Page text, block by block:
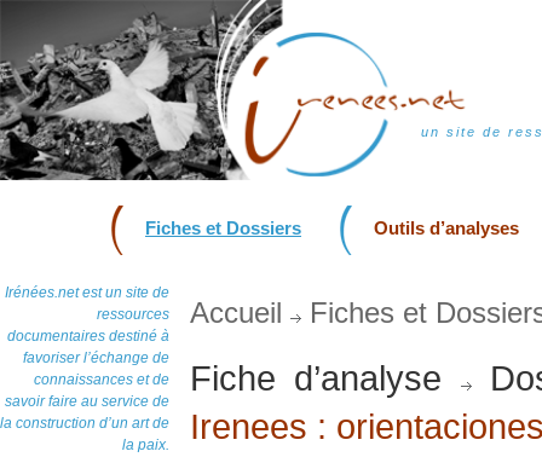
un site de
Fiches et Dossiers Outils d’analyses
Irénées.net est un site de
ressources
documentaires destiné à
favoriser l’échange de
connaissances et de
savoir faire au service de
la construction d’un art de
la paix.
Accueil Fiches et
Fiche d’analyse
Irenees :